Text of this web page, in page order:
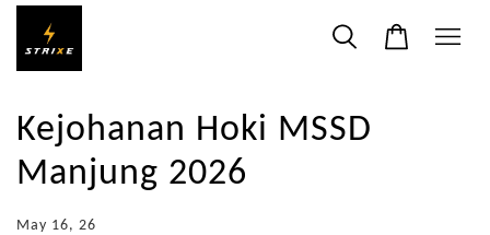
Kejohanan Hoki MSSD
Manjung 2026
May 16, 26